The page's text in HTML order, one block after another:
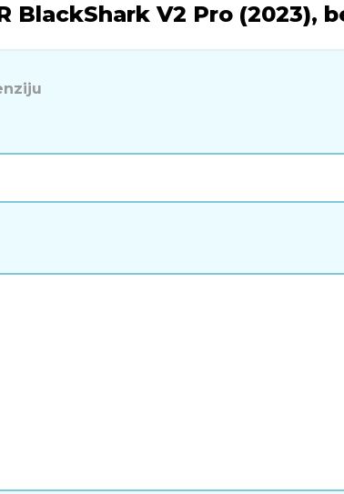
BlackShark V2 Pro (2023),